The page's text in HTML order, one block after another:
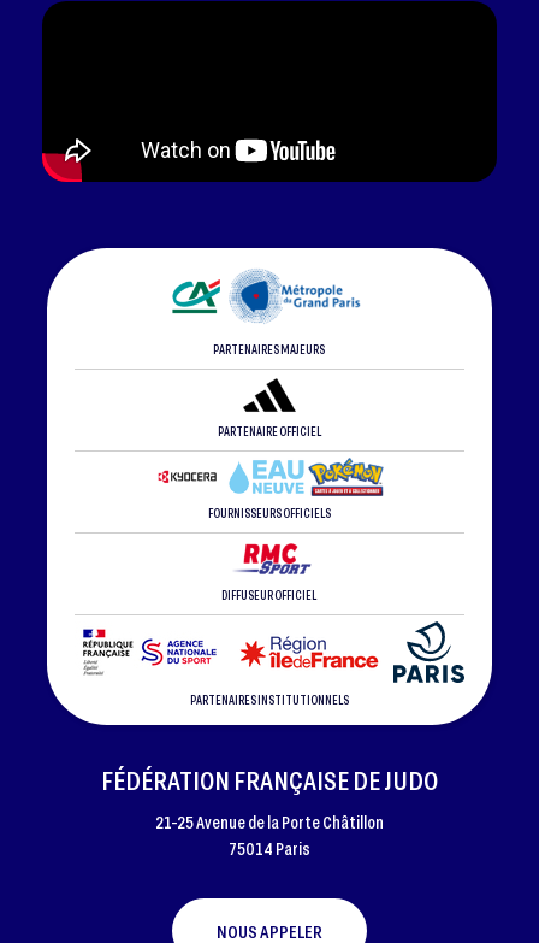
PARTENAIRES MAJEURS
PARTENAIRE OFFICIEL
FOURNISSEURS OFFICIELS
DIFFUSEUR OFFICIEL
PARTENAIRES INSTITUTIONNELS
FÉDÉRATION FRANÇAISE DE JUDO
21-25 Avenue de la Porte Châtillon
75014 Paris
NOUS APPELER